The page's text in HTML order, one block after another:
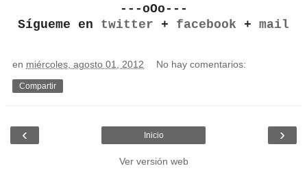
---oOo---
Sígueme en twitter + facebook + mail
en miércoles, agosto 01, 2012 No hay comentarios:
Compartir
‹ ›
Inicio
Ver versión web